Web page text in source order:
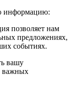
информацию:
позволяет нам
предложениях,
событиях.
вашу
важных